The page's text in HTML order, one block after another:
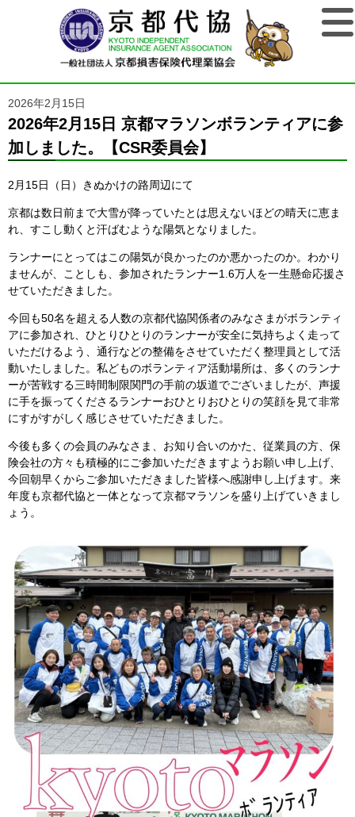
2026年2月15日
2026年2月15日 京都マラソンボランティアに参
加しました。【CSR委員会】
2月15日（日）きぬかけの路周辺にて
京都は数日前まで大雪が降っていたとは思えないほどの晴天に恵ま
れ、すこし動くと汗ばむような陽気となりました。
ランナーにとってはこの陽気が良かったのか悪かったのか。わかり
ませんが、ことしも、参加されたランナー1.6万人を一生懸命応援さ
せていただきました。
今回も50名を超える人数の京都代協関係者のみなさまがボランティ
アに参加され、ひとりひとりのランナーが安全に気持ちよく走って
いただけるよう、通行などの整備をさせていただく整理員として活
動いたしました。私どものボランティア活動場所は、多くのランナ
ーが苦戦する三時間制限関門の手前の坂道でございましたが、声援
に手を振ってくださるランナーおひとりおひとりの笑顔を見て非常
にすがすがしく感じさせていただきました。
今後も多くの会員のみなさま、お知り合いのかた、従業員の方、保
険会社の方々も積極的にご参加いただきますようお願い申し上げ、
今回朝早くからご参加いただきました皆様へ感謝申し上げます。来
年度も京都代協と一体となって京都マラソンを盛り上げていきまし
ょう。